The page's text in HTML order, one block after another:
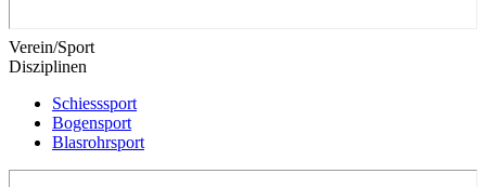
Verein/Sport
Disziplinen
Schiesssport
Bogensport
Blasrohrsport